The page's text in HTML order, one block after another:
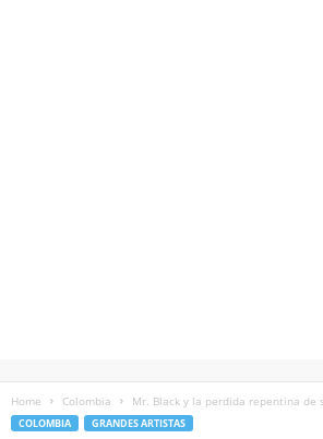
Home Colombia Mr. Black y la perdida repentina de
COLOMBIA GRANDES ARTISTAS